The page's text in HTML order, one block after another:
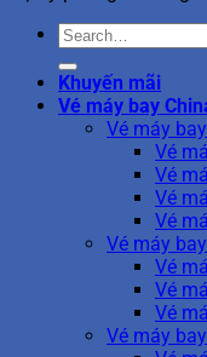
Khuyến mãi
Vé máy bay
Vé máy
Vé
Vé
Vé
Vé
Vé máy
Vé
Vé
Vé
Vé máy